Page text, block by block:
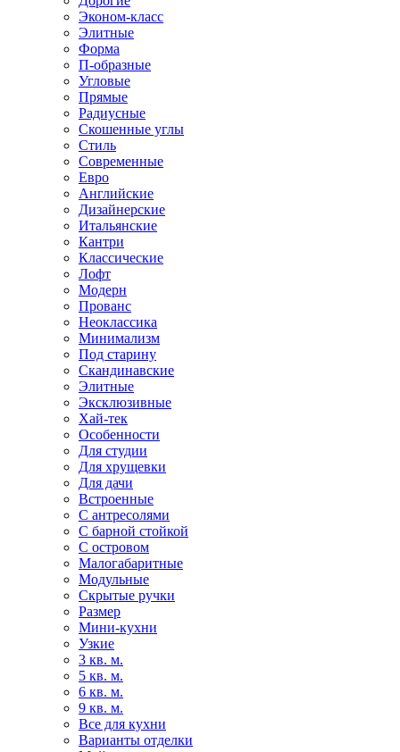
Эконом-класс
Элитные
Форма
П-образные
Угловые
Прямые
Радиусные
Скошенные углы
Стиль
Современные
Евро
Английские
Дизайнерские
Итальянские
Кантри
Классические
Лофт
Модерн
Прованс
Неоклассика
Минимализм
Под старину
Скандинавские
Элитные
Эксклюзивные
Хай-тек
Особенности
Для студии
Для хрущевки
Для дачи
Встроенные
С антресолями
С барной стойкой
С островом
Малогабаритные
Модульные
Скрытые ручки
Размер
Мини-кухни
Узкие
3 кв. м.
5 кв. м.
6 кв. м.
9 кв. м.
Все для кухни
Варианты отделки